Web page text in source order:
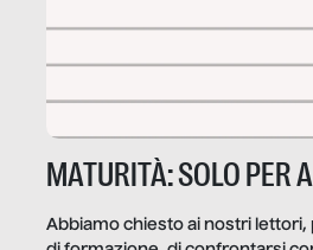
MATURITÀ: SOLO PER
Abbiamo chiesto ai nostri lettori,